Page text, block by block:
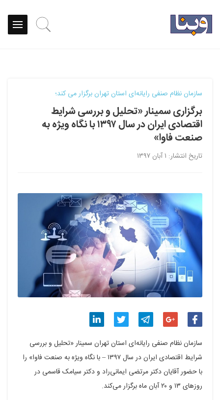
سازمان نظام صنفی رایانه‌ای استان تهران برگزار می کند؛
برگزاری سمینار «تحلیل و بررسی شرایط
اقتصادی ایران در سال ۱۳۹۷ با نگاه ویژه به
صنعت فاوا»
تاریخ انتشار: ۱ آبان ۱۳۹۷
گذاری
در
فیسبوک
گذاری
در
گوگل
گذاری
در
تلگرام
گذاری
در
توییتر
گذاری
در
لینکدین
سازمان نظام صنفی رایانه‌ای استان تهران سمینار «تحلیل و بررسی
شرایط اقتصادی ایران در سال ۱۳۹۷ – با نگاه ویژه به صنعت فاوا» را
با حضور آقایان دکتر مرتضی ایمانی‌راد و دکتر سیامک قاسمی در
روزهای ۱۳ و ۲۰ آبان ماه برگزار می‌کند.